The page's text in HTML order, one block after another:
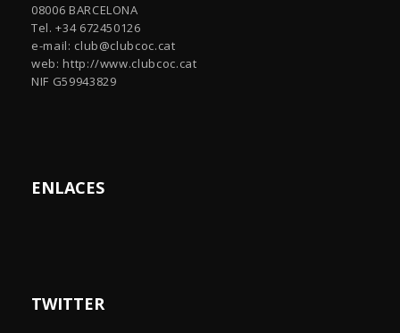
08006 BARCELONA
Tel. +34 672450126
e-mail: club@clubcoc.cat
web: http://www.clubcoc.cat
NIF G59943829
ENLACES
TWITTER